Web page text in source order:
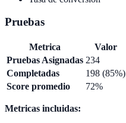
Pruebas
Metrica
Valor
Pruebas Asignadas 234
Completadas
198 (85%)
Score promedio
72%
Metricas incluidas: